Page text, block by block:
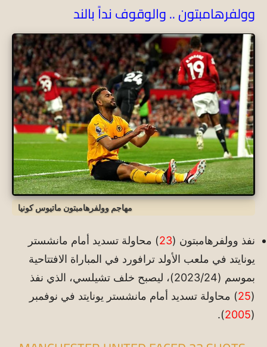
وولفرهامبتون .. والوقوف نداً بالند
مهاجم وولفرهامبتون ماتيوس كونيا
نفذ وولفرهامبتون (23) محاولة تسديد أمام مانشستر
يونايتد في ملعب الأولد ترافورد في المباراة الافتتاحية
بموسم (2023/24)، ليصبح خلف تشيلسي، الذي نفذ
(
25) محاولة تسديد أمام مانشستر يونايتد في نوفمبر
(
2005
).